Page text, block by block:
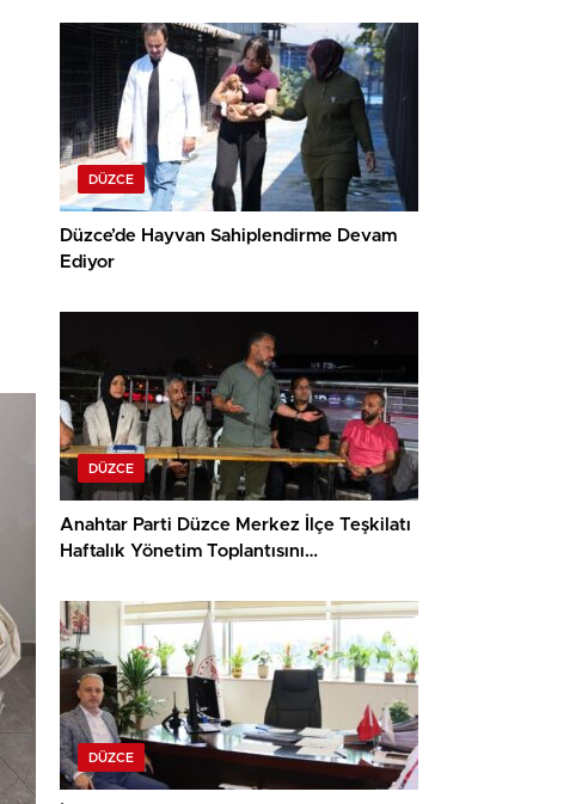
DÜZCE
Düzce’de Hayvan Sahiplendirme Devam
Ediyor
DÜZCE
Anahtar Parti Düzce Merkez İlçe Teşkilatı
Haftalık Yönetim Toplantısını
DÜZCE